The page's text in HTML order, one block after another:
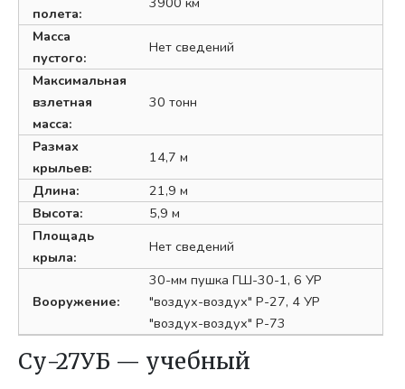
полета:
Масса
пустого:
Нет сведений
Максимальная
взлетная
масса:
30 тонн
Размах
крыльев:
14,7 м
Длина:
21,9 м
Высота:
5,9 м
Площадь
крыла:
Нет сведений
Вооружение:
30-мм пушка ГШ-30-1, 6 УР
"воздух-воздух" Р-27, 4 УР
"воздух-воздух" Р-73
Су-27УБ — учебный